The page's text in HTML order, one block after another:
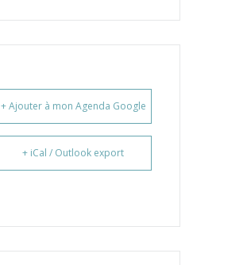
+ Ajouter à mon Agenda Google
+ iCal / Outlook export